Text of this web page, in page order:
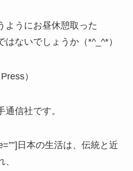
ようにお昼休憩取った
ないでしょうか（*^_^*）
）
信社です。
日本の生活は、伝統と近